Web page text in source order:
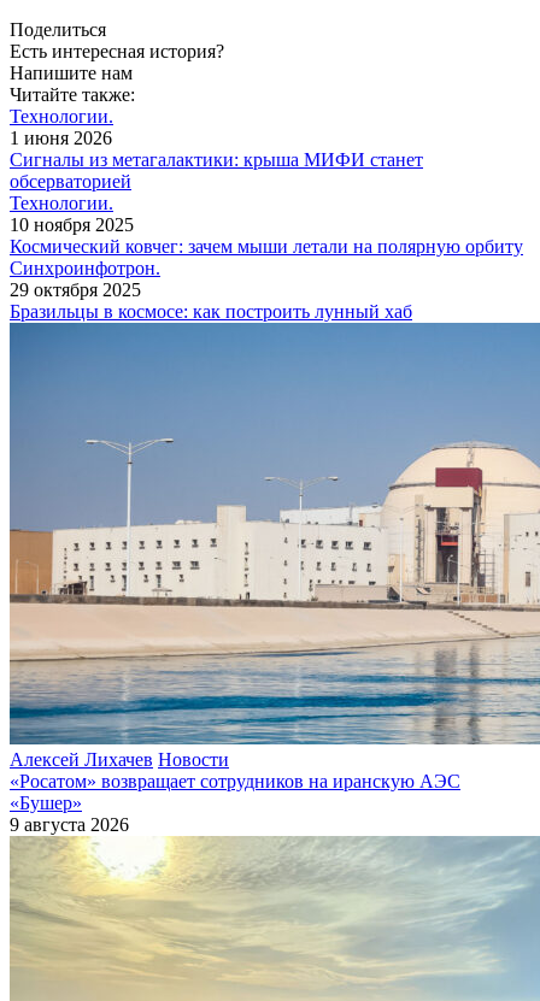
Поделиться
Есть интересная история?
Напишите нам
Читайте также:
Технологии.
1 июня 2026
Сигналы из метагалактики: крыша МИФИ станет
обсерваторией
Технологии.
10 ноября 2025
Космический ковчег: зачем мыши летали на полярную орбиту
Синхроинфотрон.
29 октября 2025
Бразильцы в космосе: как построить лунный хаб
Алексей Лихачев Новости
«Росатом» возвращает сотрудников на иранскую АЭС
«Бушер»
9 августа 2026